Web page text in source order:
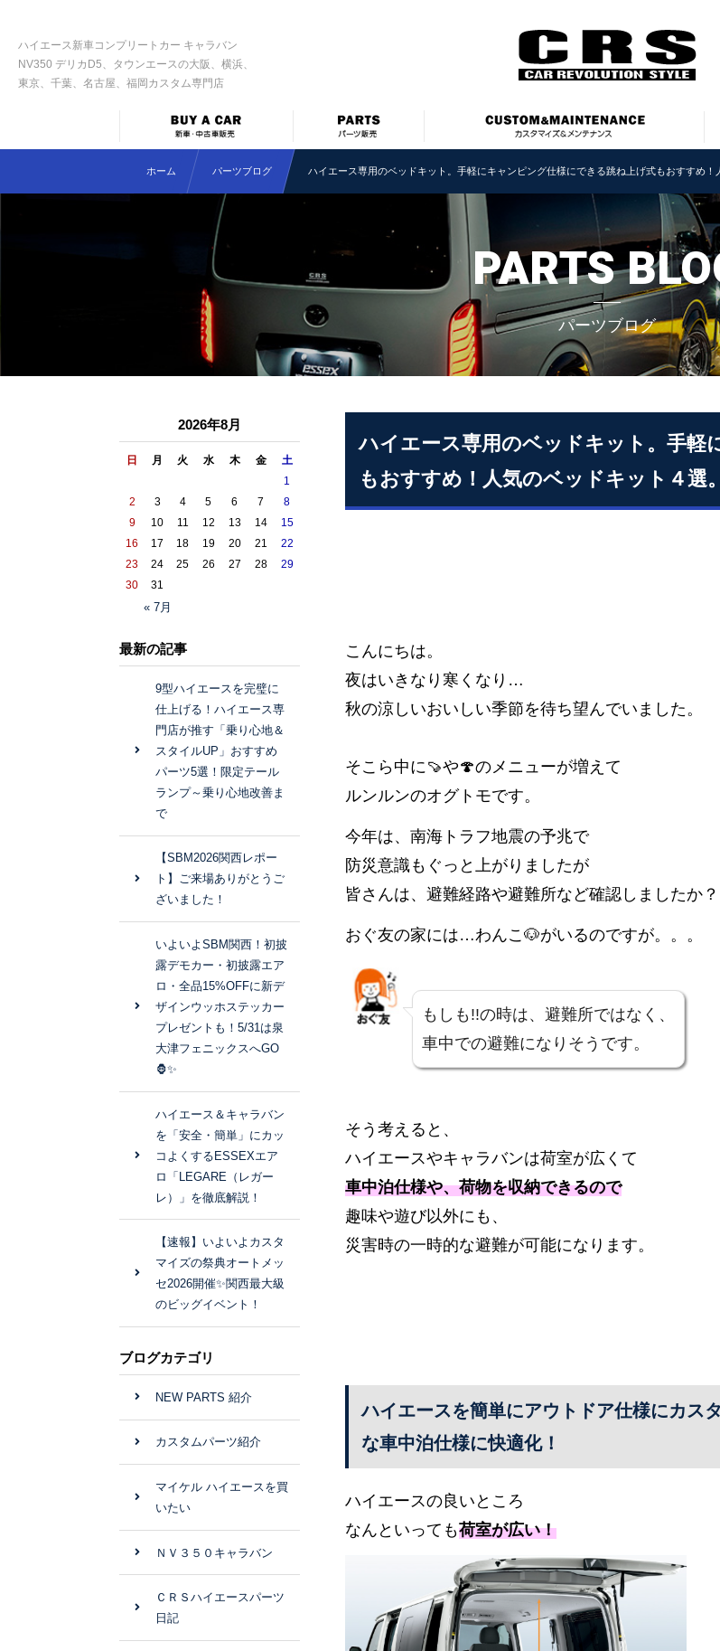
ハイエース新車コンプリートカー キャラバン
NV350 デリカD5、タウンエースの大阪、横浜、
東京、千葉、名古屋、福岡カスタム専門店
ホーム パーツブログ ハイエース専用のベッドキット。手軽にキャンピング仕様にできる跳ね上げ式もおすすめ！
PARTS
パーツブログ
ハイエース専用のベッドキット。手軽
もおすすめ！人気のベッドキット４選。
こんにちは。
夜はいきなり寒くなり…
秋の涼しいおいしい季節を待ち望んでいました。
そこら中に🍠や🍄のメニューが増えて
ルンルンのオグトモです。
今年は、南海トラフ地震の予兆で
防災意識もぐっと上がりましたが
皆さんは、避難経路や避難所など確認しましたか？
おぐ友の家には…わんこ🐶がいるのですが。。。
もしも!!の時は、避難所ではなく、
車中での避難になりそうです。
そう考えると、
ハイエースやキャラバンは荷室が広くて
車中泊仕様や、荷物を収納できるので
趣味や遊び以外にも、
災害時の一時的な避難が可能になります。
ハイエースを簡単にアウトドア仕様にカス
な車中泊仕様に快適化！
ハイエースの良いところ
なんといっても荷室が広い！
2026年8月
日 月 火 水 木 金 土
« 7月
1
2
3 4 5 6 7
8
9
10 11 12 13 14
15
16
17 18 19 20 21
22
23
24 25 26 27 28
29
30
31
最新の記事
9型ハイエースを完璧に
仕上げる！ハイエース専
門店が推す「乗り心地＆
スタイルUP」おすすめ
パーツ5選！限定テール
ランプ～乗り心地改善ま
で
【SBM2026関西レポー
ト】ご来場ありがとうご
ざいました！
いよいよSBM関西！初披
露デモカー・初披露エア
ロ・全品15%OFFに新デ
ザインウッホステッカー
プレゼントも！5/31は泉
大津フェニックスへGO
🦍✨
ハイエース＆キャラバン
を「安全・簡単」にカッ
コよくするESSEXエア
ロ「LEGARE（レガー
レ）」を徹底解説！
【速報】いよいよカスタ
マイズの祭典オートメッ
セ2026開催✨関西最大級
のビッグイベント！
ブログカテゴリ
NEW PARTS 紹介
カスタムパーツ紹介
マイケル ハイエースを買
いたい
ＮＶ３５０キャラバン
ＣＲＳハイエースパーツ
日記